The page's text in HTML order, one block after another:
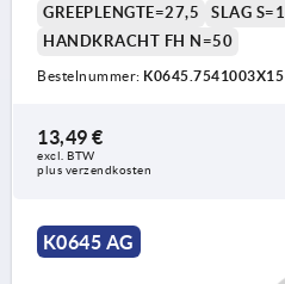
GREEPLENGTE=27,5
SLAG S=1
HANDKRACHT FH N=50
Bestelnummer: K0645.7541003X15
13,49 €
excl. BTW
plus verzendkosten
K0645 AG